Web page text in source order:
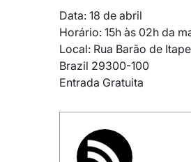
Data: 18 de abril
Horário: 15h às 02h da
Local: Rua Barão de
Brazil 29300-100
Entrada Gratuita